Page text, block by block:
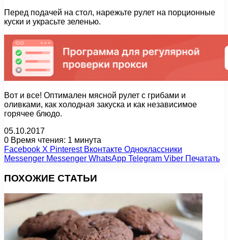
Перед подачей на стол, нарежьте рулет на порционные
куски и украсьте зеленью.
Вот и все! Оптимален мясной рулет с грибами и
оливками, как холодная закуска и как независимое
горячее блюдо.
05.10.2017
0 Время чтения: 1 минута
Facebook X Pinterest Вконтакте Одноклассники
Messenger Messenger WhatsApp Telegram Viber Печатать
ПОХОЖИЕ СТАТЬИ